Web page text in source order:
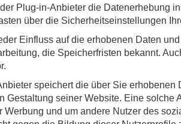
Plug-in-Anbieter die Datenerhebung
über die Sicherheitseinstellungen
Einfluss auf die erhobenen Daten
die Speicherfristen bekannt.
speichert die über Sie
Gestaltung seiner Website. Eine
Werbung und um andere Nutzer des